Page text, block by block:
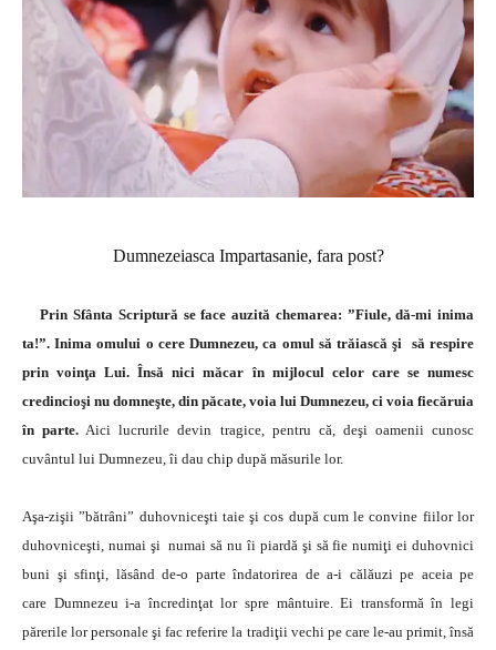
Dumnezeiasca Impartasanie, fara post?
Prin Sfânta Scriptură se face auzită chemarea: ”Fiule, dă-mi inima
ta!”. Inima omului o cere Dumnezeu, ca omul să trăiască şi să respire
prin voinţa Lui. Însă nici măcar în mijlocul celor care se numesc
credincioşi nu domneşte, din păcate, voia lui Dumnezeu, ci voia fiecăruia
în parte. Aici lucrurile devin tragice, pentru că, deşi oamenii cunosc
cuvântul lui Dumnezeu, îi dau chip după măsurile lor.
Aşa-zişii ”bătrâni” duhovniceşti taie şi cos după cum le convine fiilor lor
duhovniceşti, numai şi numai să nu îi piardă şi să fie numiţi ei duhovnici
buni şi sfinţi, lăsând de-o parte îndatorirea de a-i călăuzi pe aceia pe
care Dumnezeu i-a încredinţat lor spre mântuire. Ei transformă în legi
părerile lor personale şi fac referire la tradiţii vechi pe care le-au primit, însă